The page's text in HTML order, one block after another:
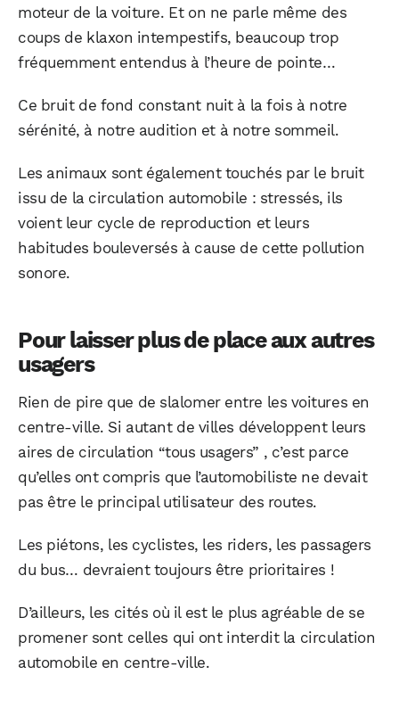
moteur de la voiture. Et on ne parle même des
coups de klaxon intempestifs, beaucoup trop
fréquemment entendus à l’heure de pointe…
Ce bruit de fond constant nuit à la fois à notre
sérénité, à notre audition et à notre sommeil.
Les animaux sont également touchés par le bruit
issu de la circulation automobile : stressés, ils
voient leur cycle de reproduction et leurs
habitudes bouleversés à cause de cette pollution
sonore.
Pour laisser plus de place aux autres
usagers
Rien de pire que de slalomer entre les voitures en
centre-ville. Si autant de villes développent leurs
aires de circulation “tous usagers” , c’est parce
qu’elles ont compris que l’automobiliste ne devait
pas être le principal utilisateur des routes.
Les piétons, les cyclistes, les riders, les passagers
du bus… devraient toujours être prioritaires !
D’ailleurs, les cités où il est le plus agréable de se
promener sont celles qui ont interdit la circulation
automobile en centre-ville.
Facebook X LinkedIn